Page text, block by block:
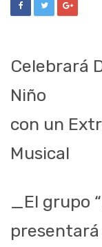
Celebrará
Niño
con un
Musical
_El grupo